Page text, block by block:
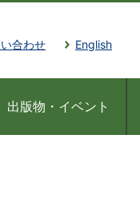
合わせ English
出版物・イベント